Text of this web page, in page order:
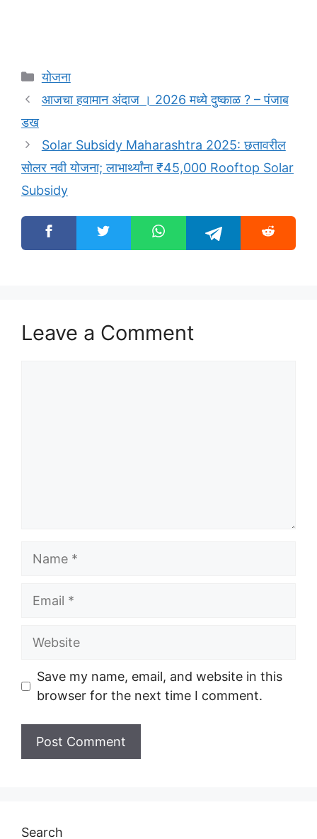
Categories
योजना
आजचा हवामान अंदाज । 2026 मध्ये दुष्काळ ? – पंजाब
डख
Solar Subsidy Maharashtra 2025: छतावरील
सोलर नवी योजना; लाभार्थ्यांना ₹45,000 Rooftop Solar
Subsidy
Leave a Comment
Name
Email
Website
Save my name, email, and website in this
browser for the next time I comment.
Search